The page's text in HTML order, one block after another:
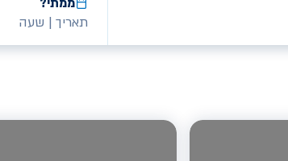
תאריך | שעה